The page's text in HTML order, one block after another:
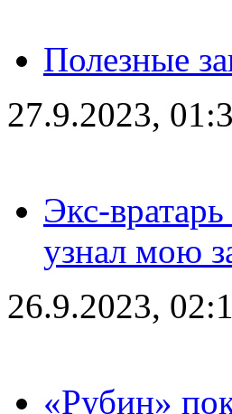
Полезные
27.9.2023,
Экс-
узнал мою
26.9.2023,
«Рубин»